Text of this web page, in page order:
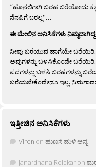
“ಹೊನಲಿಗಾಗಿ ಬರಹ ಬರೆಯೋದು
ನೆನಪಿಗೆ ಬರಲ್ಲ”…
ಈ ಮೇಲಿನ ಅನಿಸಿಕೆಗಳು
ನೀವು ಬರೆಯುವ ಹಾಗೆಯೇ
ಅವುಗಳನ್ನು ಬಳಸಿಕೊಂಡೇ ಬರೆಯಿರಿ.
ಪದಗಳನ್ನು ಬಳಸಿ ಬರಹಗಳನ್ನು
ಬರೆಯಬೇಕೆಂದೇನೂ ಇಲ್ಲ.
ಇತ್ತೀಚಿನ ಅನಿಸಿಕೆಗಳು
Viren on ಹುಣಸೆ ಹುಳಿ ಅನ್ನ
Janardhana Relekar on